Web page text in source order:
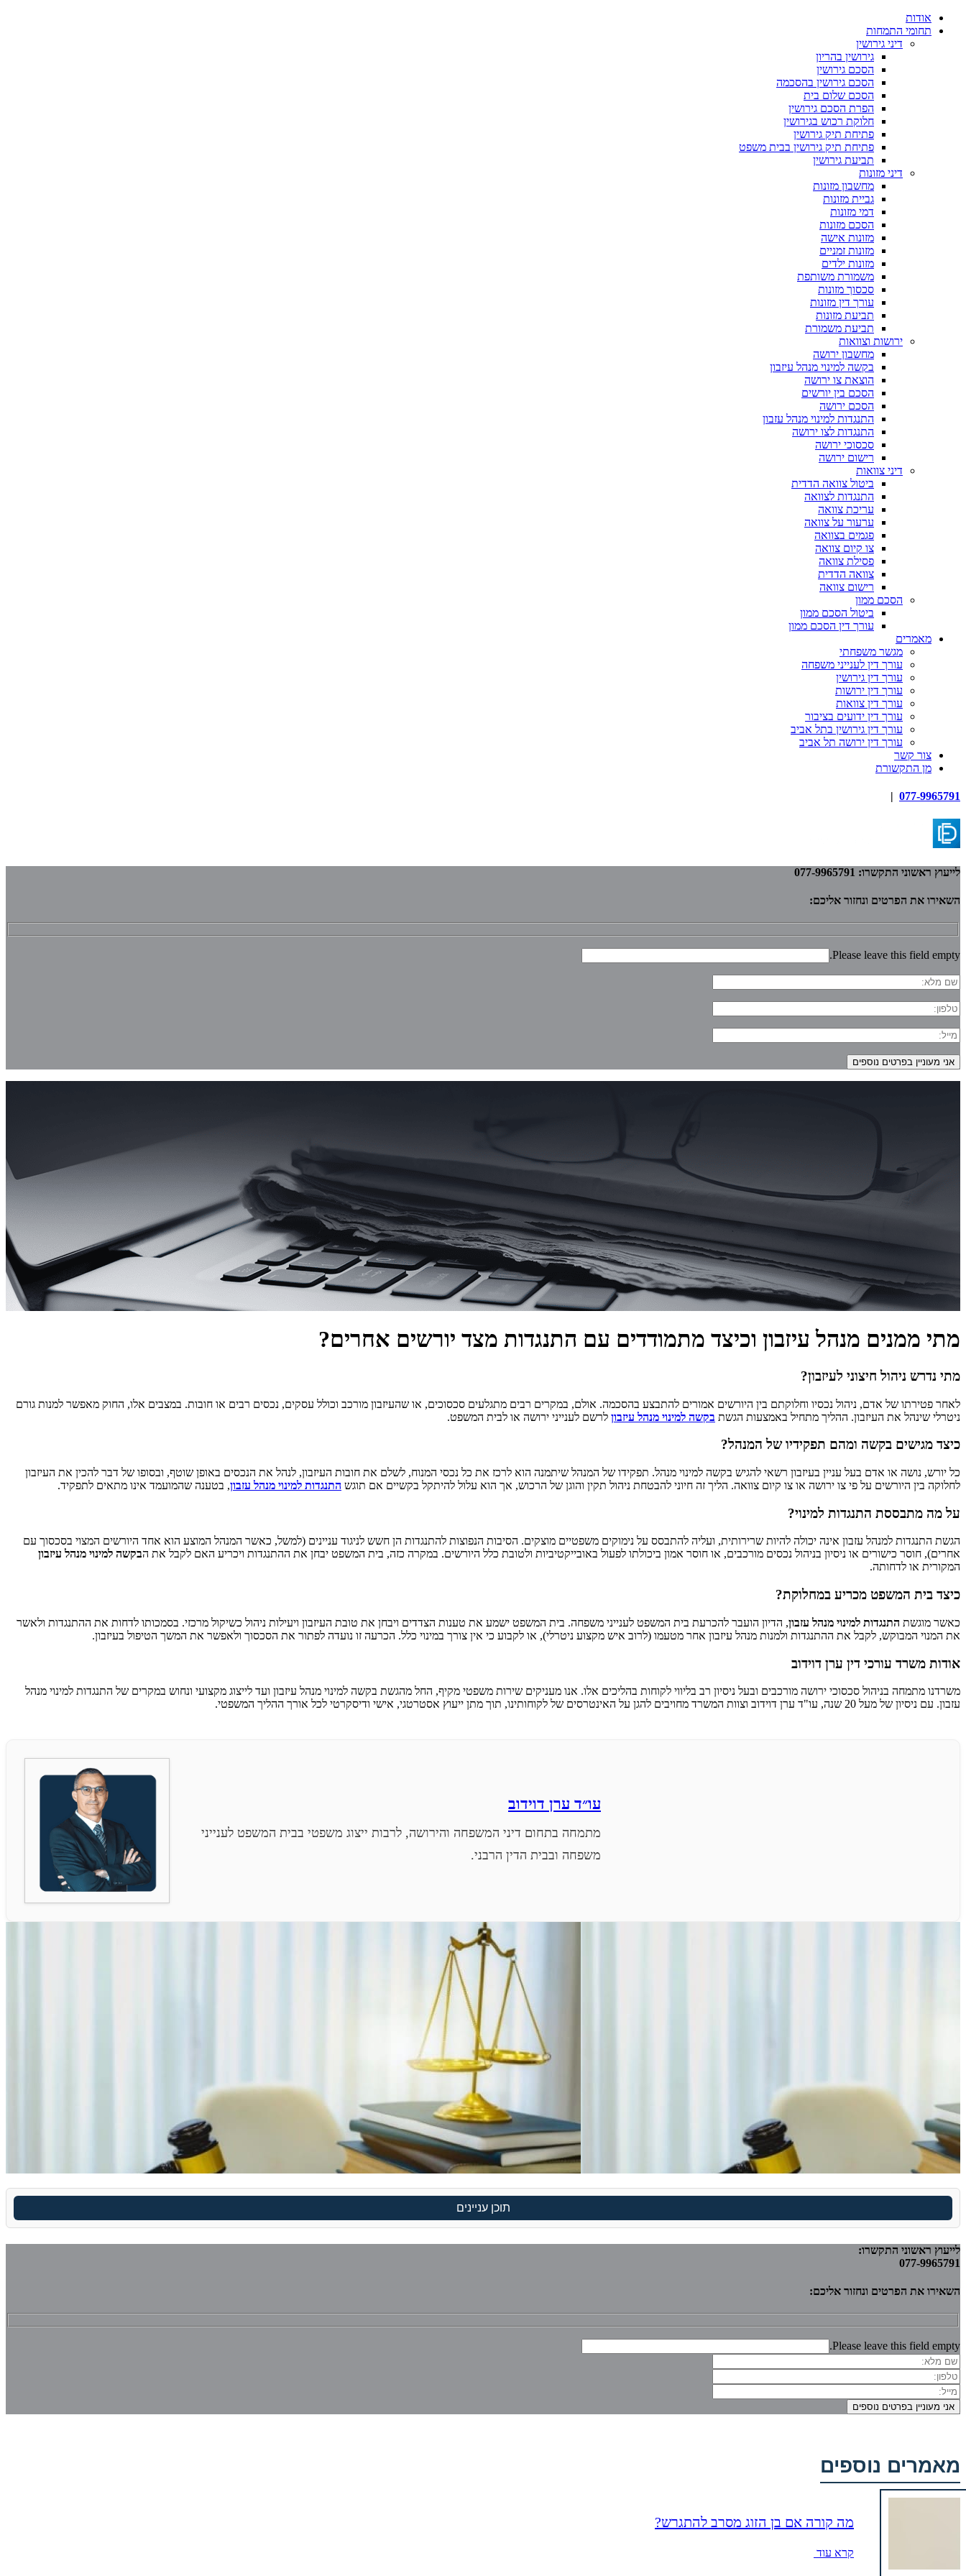
אודות
תחומי התמחות
דיני גירושין
גירושין בהריון
הסכם גירושין
הסכם גירושין בהסכמה
הסכם שלום בית
הפרת הסכם גירושין
חלוקת רכוש בגירושין
פתיחת תיק גירושין
פתיחת תיק גירושין בבית משפט
תביעת גירושין
דיני מזונות
מחשבון מזונות
גביית מזונות
דמי מזונות
הסכם מזונות
מזונות אישה
מזונות זמניים
מזונות ילדים
משמורת משותפת
סכסוך מזונות
עורך דין מזונות
תביעת מזונות
תביעת משמורת
ירושות וצוואות
מחשבון ירושה
בקשה למינוי מנהל עיזבון
הוצאת צו ירושה
הסכם בין יורשים
הסכם ירושה
התנגדות למינוי מנהל עזבון
התנגדות לצו ירושה
סכסוכי ירושה
רישום ירושה
דיני צוואות
ביטול צוואה הדדית
התנגדות לצוואה
עריכת צוואה
ערעור על צוואה
פגמים בצוואה
צו קיום צוואה
פסילת צוואה
צוואה הדדית
רישום צוואה
הסכם ממון
ביטול הסכם ממון
עורך דין הסכם ממון
מאמרים
מגשר משפחתי
עורך דין לענייני משפחה
עורך דין גירושין
עורך דין ירושות
עורך דין צוואות
עורך דין ידועים בציבור
עורך דין גירושין בתל אביב
עורך דין ירושה תל אביב
צור קשר
מן התקשורת
077-9965791
|
לייעוץ ראשוני התקשרו: 077-9965791
השאירו את הפרטים ונחזור אליכם:
Please leave this field empty.
מתי ממנים מנהל עיזבון וכיצד מתמודדים עם התנגדות מצד יורשים אחרים?
מתי נדרש ניהול חיצוני לעיזבון?
לאחר פטירתו של אדם, ניהול נכסיו וחלוקתם בין היורשים אמורים להתבצע בהסכמה. אולם, במקרים רבים מתגלעים סכסוכים, או שהעיזבון מורכב וכולל עסקים, נכסים רבים או חובות. במצבים אלו, החוק מאפשר למנות גורם
ניטרלי שינהל את העיזבון. ההליך מתחיל באמצעות הגשת בקשה למינוי מנהל עיזבון לרשם לענייני ירושה או לבית המשפט.
כיצד מגישים בקשה ומהם תפקידיו של המנהל?
כל יורש, נושה או אדם בעל עניין בעיזבון רשאי להגיש בקשה למינוי מנהל. תפקידו של המנהל שיתמנה הוא לרכז את כל נכסי המנוח, לשלם את חובות העיזבון, לנהל את הנכסים באופן שוטף, ובסופו של דבר להכין את העיזבון
לחלוקה בין היורשים על פי צו ירושה או צו קיום צוואה. הליך זה חיוני להבטחת ניהול תקין והוגן של הרכוש, אך הוא עלול להיתקל בקשיים אם תוגש התנגדות למינוי מנהל עזבון, בטענה שהמועמד אינו מתאים לתפקיד.
על מה מתבססת התנגדות למינוי?
הגשת התנגדות למנהל עזבון אינה יכולה להיות שרירותית, ועליה להתבסס על נימוקים משפטיים מוצקים. הסיבות הנפוצות להתנגדות הן חשש לניגוד עניינים (למשל, כאשר המנהל המוצע הוא אחד היורשים המצוי בסכסוך עם
אחרים), חוסר כישורים או ניסיון בניהול נכסים מורכבים, או חוסר אמון ביכולתו לפעול באובייקטיביות ולטובת כלל היורשים. במקרה כזה, בית המשפט יבחן את ההתנגדות ויכריע האם לקבל את הבקשה למינוי מנהל עיזבון
המקורית או לדחותה.
כיצד בית המשפט מכריע במחלוקת?
כאשר מוגשת התנגדות למינוי מנהל עזבון, הדיון הועבר להכרעת בית המשפט לענייני משפחה. בית המשפט ישמע את טענות הצדדים ויבחן את טובת העיזבון ויעילות ניהול כשיקול מרכזי. בסמכותו לדחות את ההתנגדות ולאשר
את המנוי המבוקש, לקבל את ההתנגדות ולמנות מנהל עיזבון אחר מטעמו (לרוב איש מקצוע ניטרלי), או לקבוע כי אין צורך במינוי כלל. הכרעה זו נועדה לפתור את הסכסוך ולאפשר את המשך הטיפול בעיזבון.
אודות משרד עורכי דין ערן דוידוב
משרדנו מתמחה בניהול סכסוכי ירושה מורכבים ובעל ניסיון רב בליווי לקוחות בהליכים אלו. אנו מעניקים שירות משפטי מקיף, החל מהגשת בקשה למינוי מנהל עיזבון ועד לייצוג מקצועי ונחוש במקרים של התנגדות למינוי מנהל
עזבון. עם ניסיון של מעל 20 שנה, עו"ד ערן דוידוב וצוות המשרד מחויבים להגן על האינטרסים של לקוחותינו, תוך מתן ייעוץ אסטרטגי, אישי ודיסקרטי לכל אורך ההליך המשפטי.
עו״ד ערן דוידוב
מתמחה בתחום דיני המשפחה והירושה, לרבות ייצוג משפטי בבית המשפט לענייני
משפחה ובבית הדין הרבני.
תוכן עניינים
לייעוץ ראשוני התקשרו:
077-9965791
השאירו את הפרטים ונחזור אליכם:
Please leave this field empty.
מאמרים נוספים
מה קורה אם בן הזוג מסרב להתגרש?
קרא עוד